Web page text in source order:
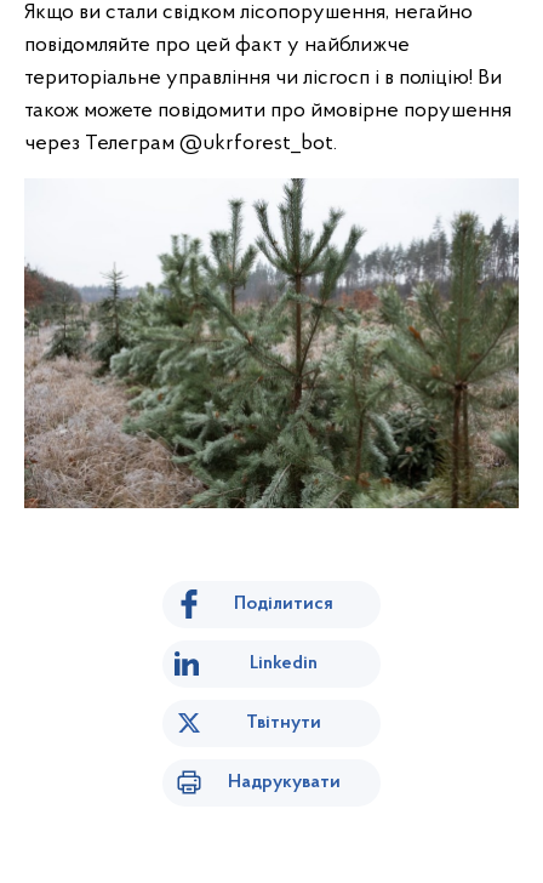
Якщо ви стали свідком лісопорушення, негайно
повідомляйте про цей факт у найближче
територіальне управління чи лісгосп і в поліцію! Ви
також можете повідомити про ймовірне порушення
через Телеграм @ukrforest_bot.
Поділитися
Linkedin
Твітнути
Надрукувати